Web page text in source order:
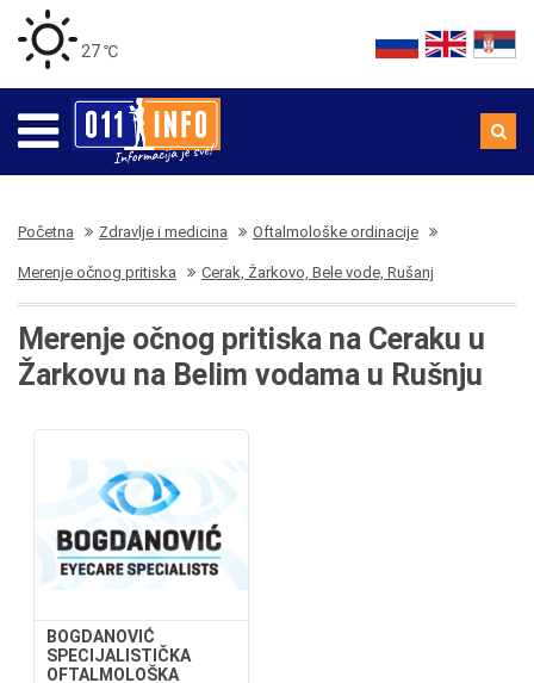
27 ℃
Početna Zdravlje i medicina Oftalmološke ordinacije
Merenje očnog pritiska Cerak, Žarkovo, Bele vode, Rušanj
Merenje očnog pritiska na Ceraku u
Žarkovu na Belim vodama u Rušnju
BOGDANOVIĆ
SPECIJALISTIČKA
OFTALMOLOŠKA